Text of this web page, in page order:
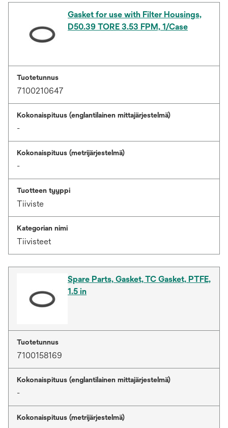
Gasket for use with Filter Housings,
D50.39 TORE 3.53 FPM, 1/Case
Tuotetunnus
7100210647
Kokonaispituus (englantilainen mittajärjestelmä)
-
Kokonaispituus (metrijärjestelmä)
-
Tuotteen tyyppi
Tiiviste
Kategorian nimi
Tiivisteet
Spare Parts, Gasket, TC Gasket, PTFE,
1.5 in
Tuotetunnus
7100158169
Kokonaispituus (englantilainen mittajärjestelmä)
-
Kokonaispituus (metrijärjestelmä)